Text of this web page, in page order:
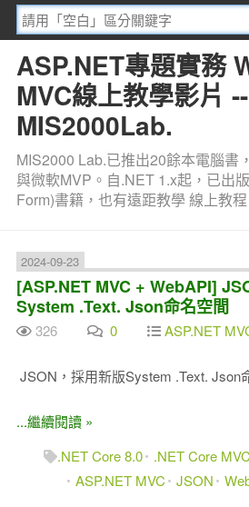
ASP.NET專題實務
MVC線上教學影片 --
MIS2000Lab.
MIS2000 Lab.已推出20餘本電腦書
與微軟MVP。自.NET 1.x起，已出
Form)書籍，也有遠距教學 線上教
2024-09-23
[ASP.NET MVC + WebAPI]
System .Text. Json命名空間
326 0 ASP.NET
JSON，採用新版System .Text. Json
...繼續閱讀 »
.NET Core 8.0
.NET Core MVC
ASP.NET MVC
JSON